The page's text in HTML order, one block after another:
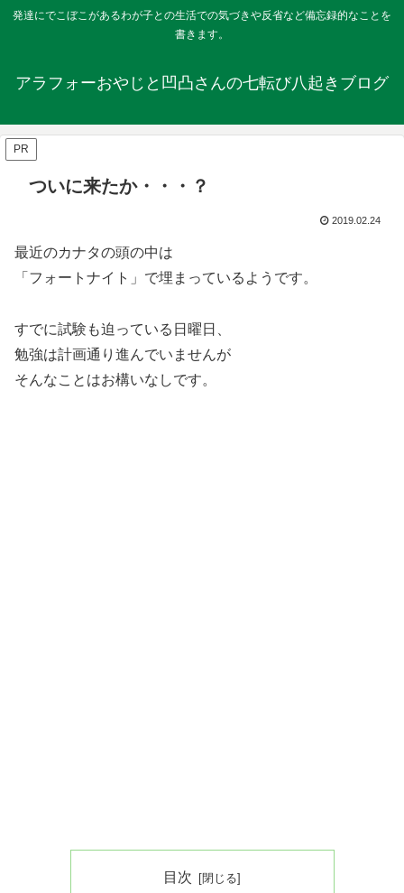
発達にでこぼこがあるわが子との生活での気づきや反省など備忘録的なことを
書きます。
アラフォーおやじと凹凸さんの七転び八起きブログ
PR
ついに来たか・・・？
2019.02.24
最近のカナタの頭の中は
「フォートナイト」で埋まっているようです。
すでに試験も迫っている日曜日、
勉強は計画通り進んでいませんが
そんなことはお構いなしです。
目次